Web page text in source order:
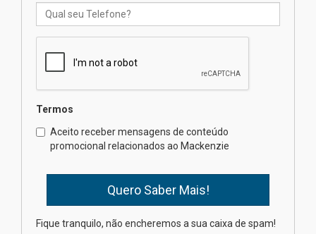
Professora do Mackenzie é
finalista do Prêmio Jabuti com
04.08.2026
internacionais
03.08.2026
Oncologista do HUEM ressalta
importância da prevenção e
diagnóstico precoce do câncer
de pulmão
Termos
Aceito receber mensagens de conteúdo
promocional relacionados ao Mackenzie
Fique tranquilo, não encheremos a sua caixa de spam!